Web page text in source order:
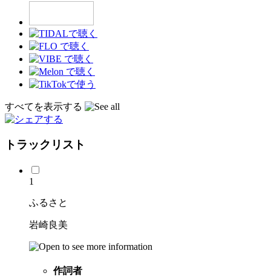
すべてを表示する
トラックリスト
1
ふるさと
岩崎良美
作詞者